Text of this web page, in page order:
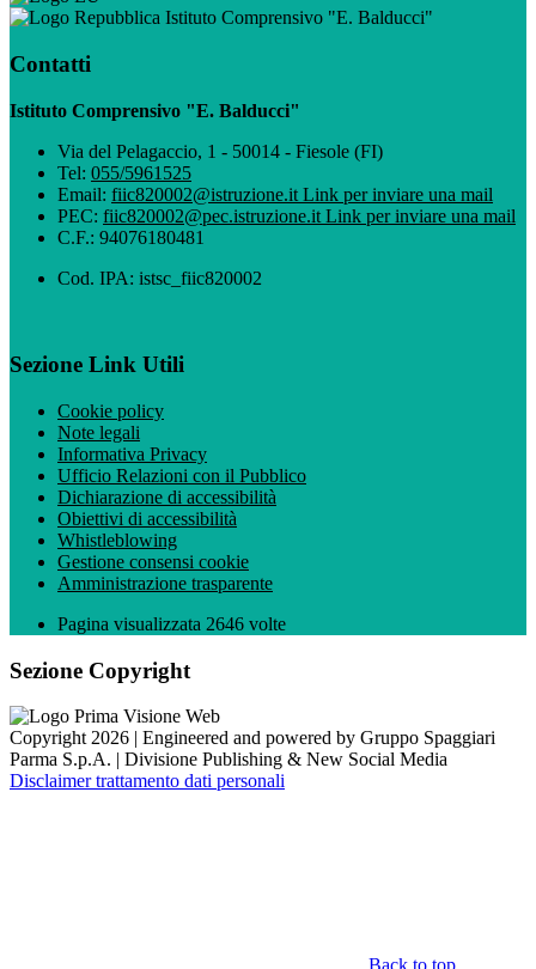
Istituto Comprensivo "E. Balducci"
Contatti
Istituto Comprensivo "E. Balducci"
Via del Pelagaccio, 1 - 50014 - Fiesole (FI)
Tel: 055/5961525
Email: fiic820002@istruzione.it Link per inviare una mail
PEC: fiic820002@pec.istruzione.it Link per inviare una mail
C.F.: 94076180481
Cod. IPA: istsc_fiic820002
Sezione Link Utili
Cookie policy
Note legali
Informativa Privacy
Ufficio Relazioni con il Pubblico
Dichiarazione di accessibilità
Obiettivi di accessibilità
Whistleblowing
Gestione consensi cookie
Amministrazione trasparente
Pagina visualizzata 2646 volte
Sezione Copyright
Copyright 2026 | Engineered and powered by Gruppo Spaggiari
Parma S.p.A. | Divisione Publishing & New Social Media
Disclaimer trattamento dati personali